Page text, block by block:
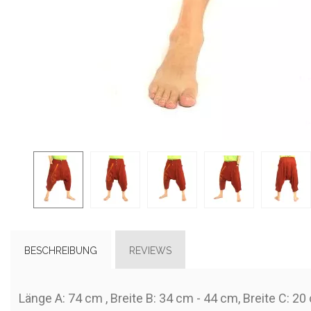
BESCHREIBUNG REVIEWS
Länge A: 74 cm , Breite B: 34 cm - 44 cm, Breite C: 20